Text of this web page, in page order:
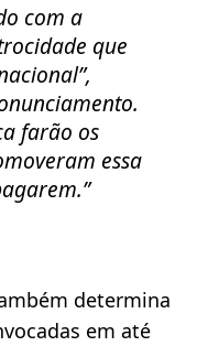
com a
que
,
farão os
essa
determina
em até